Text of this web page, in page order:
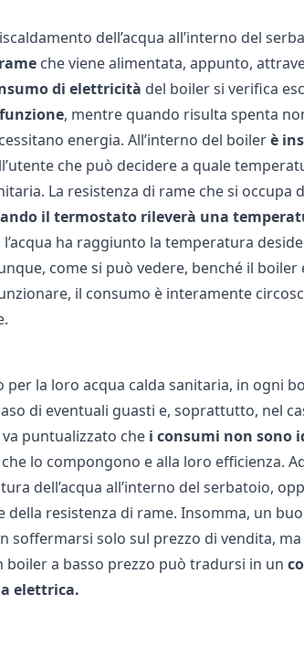
dell’acqua all’interno del
che viene alimentata, appunto,
di elettricità del boiler si verifica
, mentre quando risulta spenta
energia. All’interno del boilerè
che può decidere a quale
La resistenza di rame che si occupa
il termostato rileverà una
ha raggiunto la temperatura
come si può vedere, benché il
il consumo è interamente
per la loro acqua calda sanitaria, in ogni
di eventuali guasti e, soprattutto, nel
puntualizzato chei consumi non sono
lo compongono e alla loro efficienza.
dell’acqua all’interno del serbatoio,
della resistenza di rame. Insomma, un
soffermarsi solo sul prezzo di vendita,
boiler a basso prezzo può tradursi in un
elettrica.